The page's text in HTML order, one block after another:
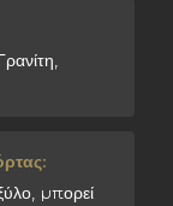
μπορεί